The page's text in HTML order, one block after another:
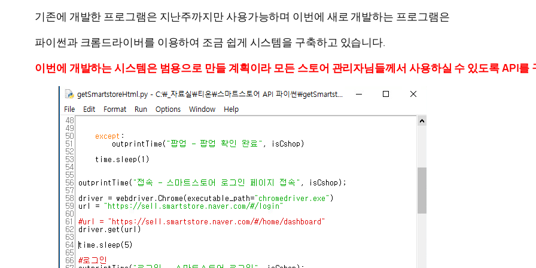
기존에 개발한 프로그램은 지난주까지만 사용가능하며 이번에 새로 개발하는 프로그램은
파이썬과 크롬드라이버를 이용하여 조금 쉽게 시스템을 구축하고 있습니다.
이번에 개발하는 시스템은 범용으로 만들 계획이라 모든 스토어 관리자님들께서 사용하실 수 있도록 API를